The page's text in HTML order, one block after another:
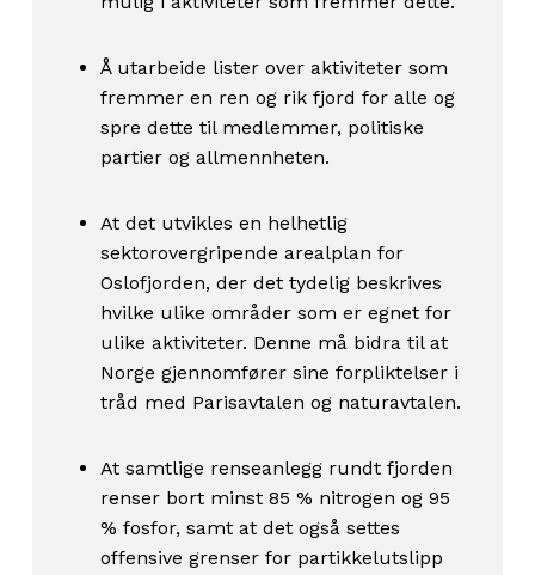
Å utarbeide lister over aktiviteter som
fremmer en ren og rik fjord for alle og
spre dette til medlemmer, politiske
partier og allmennheten.
At det utvikles en helhetlig
sektorovergripende arealplan for
Oslofjorden, der det tydelig beskrives
hvilke ulike områder som er egnet for
ulike aktiviteter. Denne må bidra til at
Norge gjennomfører sine forpliktelser i
tråd med Parisavtalen og naturavtalen.
At samtlige renseanlegg rundt fjorden
renser bort minst 85 % nitrogen og 95
% fosfor, samt at det også settes
offensive grenser for partikkelutslipp